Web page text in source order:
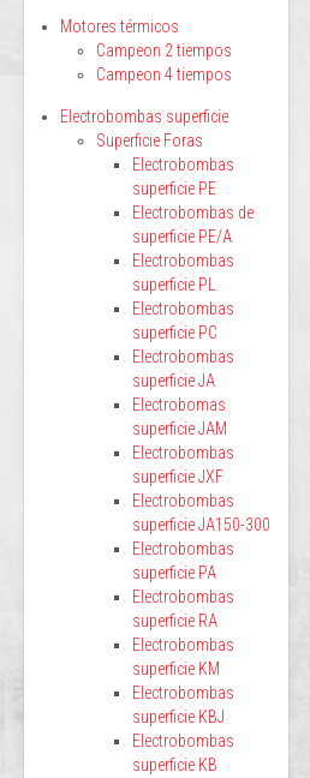
Motores térmicos
Campeon 2 tiempos
Campeon 4 tiempos
Electrobombas superficie
Superficie Foras
Electrobombas
superficie PE
Electrobombas de
superficie PE/A
Electrobombas
superficie PL
Electrobombas
superficie PC
Electrobombas
superficie JA
Electrobomas
superficie JAM
Electrobombas
superficie JXF
Electrobombas
superficie JA150-300
Electrobombas
superficie PA
Electrobombas
superficie RA
Electrobombas
superficie KM
Electrobombas
superficie KBJ
Electrobombas
superficie KB